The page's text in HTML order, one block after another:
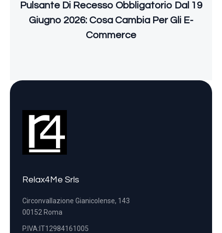
Pulsante Di Recesso Obbligatorio Dal 19
Giugno 2026: Cosa Cambia Per Gli E-
Commerce
Relax4Me Srls
Circonvallazione Gianicolense, 143
00152 Roma
P.IVA:IT12984161005